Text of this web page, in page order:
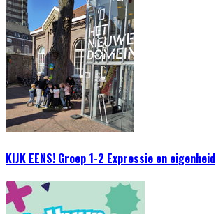
KIJK EENS! Groep 1-2 Expressie en eigenheid